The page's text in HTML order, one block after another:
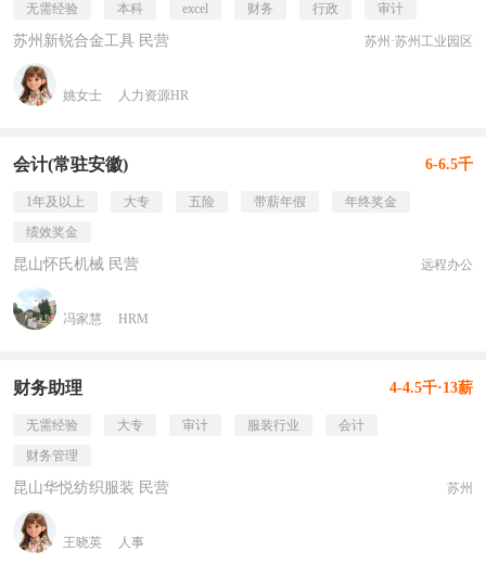
无需经验 本科 excel 财务 行政 审计
苏州新锐合金工具 民营 苏州·苏州工业园区
姚女士 人力资源HR
会计(常驻安徽) 6-6.5千
1年及以上 大专 五险 带薪年假
年终奖金
绩效奖金
昆山怀氏机械 民营 远程办公
冯家慧 HRM
财务助理 4-4.5千·13薪
无需经验 大专 审计 服装行业
会计
财务管理
昆山华悦纺织服装 民营 苏州
王晓英 人事